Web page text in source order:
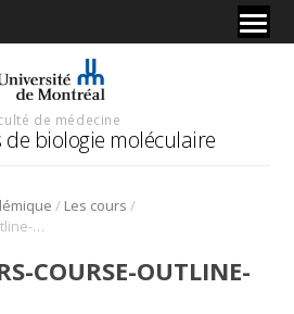
de médecine
de biologie moléculaire
/ Les cours /
Plan-de-cours-Course-Outline-BIM6073-2024
COURSE-OUTLINE-